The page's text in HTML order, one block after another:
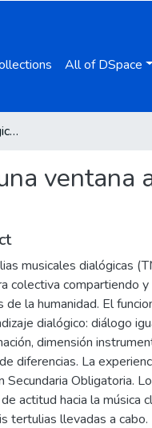
All of DSpace
Tertulias musicales dialógicas: una ventana abierta en la clase de música de las escuelas
ventana
musicales dialógicas
colectiva compartiendo
de la humanidad. El
dialógico: diálogo
dimensión
diferencias. La
Secundaria Obligatoria.
actitud hacia la música
tertulias llevadas a cabo.